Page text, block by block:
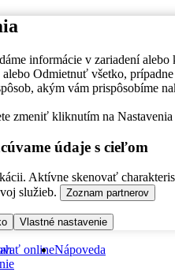
informácie v zariadení
Odmietnuť všetko,
akým vám prispôsobíme
zmeniť kliknutím na
údaje s cieľom
Aktívne skenovať
služieb.
Zoznam partnerov
Vlastné nastavenie
onlineNápoveda